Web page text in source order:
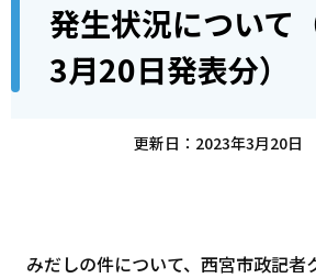
発生状況について
3月20日発表分）
更新日：2023年3月20日
みだしの件について、西宮市政記者